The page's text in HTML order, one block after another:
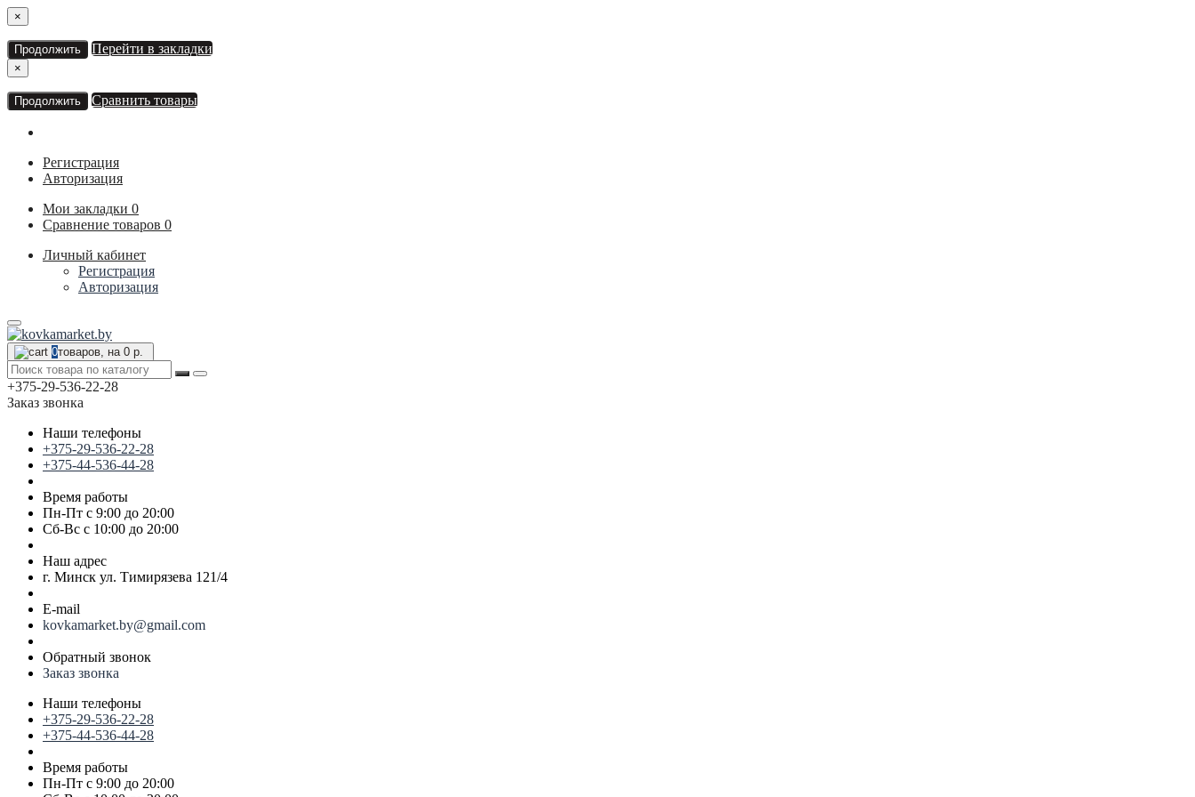
×
Продолжить Перейти в закладки
×
Продолжить Сравнить товары
Регистрация
Авторизация
Мои закладки 0
Сравнение товаров 0
Личный кабинет
Регистрация
Авторизация
0товаров, на 0 р.
+375-29-536-22-28
Заказ звонка
Наши телефоны
+375-29-536-22-28
+375-44-536-44-28
Время работы
Пн-Пт с 9:00 до 20:00
Сб-Вс с 10:00 до 20:00
Наш адрес
г. Минск ул. Тимирязева 121/4
E-mail
kovkamarket.by@gmail.com
Обратный звонок
Заказ звонка
Наши телефоны
+375-29-536-22-28
+375-44-536-44-28
Время работы
Пн-Пт с 9:00 до 20:00